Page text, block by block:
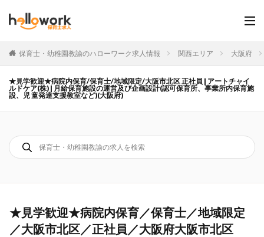
保育士・幼稚園教諭のハローワーク求人情報 関西エリア 大阪府
★見学歓迎★病院内保育/保育士/地域限定/大阪市北区 正社員 | アートチャイ
ルドケア(株) | 月給保育施設の運営及び企画設計(認可保育所、事業所内保育施
設、児 童発達支援教室など)(大阪府)
★見学歓迎★病院内保育／保育士／地域限定
／大阪市北区／正社員／大阪府大阪市北区